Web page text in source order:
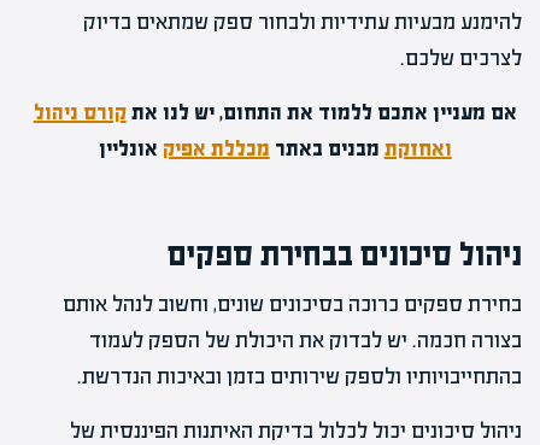
להימנע מבעיות עתידיות ולבחור ספק שמתאים בדיוק
לצרכים שלכם.
אם מעניין אתכם ללמוד את התחום, יש לנו אתקורס ניהול
ואחזקת מבנים באתר מכללת אפיק אונליין
ניהול סיכונים בבחירת ספקים
בחירת ספקים כרוכה בסיכונים שונים, וחשוב לנהל אותם
בצורה חכמה. יש לבדוק את היכולת של הספק לעמוד
בהתחייבויותיו ולספק שירותים בזמן ובאיכות הנדרשת.
ניהול סיכונים יכול לכלול בדיקת האיתנות הפיננסית של